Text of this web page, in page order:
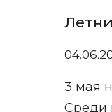
3 мая
Среди